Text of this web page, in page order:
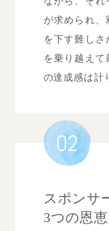
が求められ
を下す難し
を乗り越えて
の達成感は計
02
スポンサ
3つの恩恵